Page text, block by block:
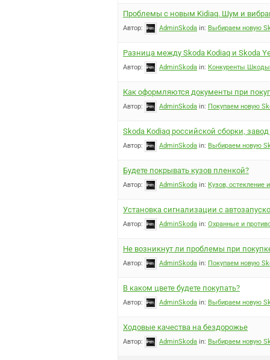
Проблемы с новым Kidiaq. Шум и
Автор: AdminSkoda in: Выбираем новую
Разница между Skoda Kodiaq и Skoda
Автор: AdminSkoda in: Конкуренты
Как оформляются документы при
Автор: AdminSkoda in: Покупаем новую
Skoda Kodiaq российской сборки,
Автор: AdminSkoda in: Выбираем новую
Будете покрывать кузов пленкой?
Автор: AdminSkoda in: Кузов, остекление
Установка сигнализации с
Автор: AdminSkoda in: Охранные и
Не возникнут ли проблемы при
Автор: AdminSkoda in: Покупаем новую
В каком цвете будете покупать?
Автор: AdminSkoda in: Выбираем новую
Ходовые качества на бездорожье
Автор: AdminSkoda in: Выбираем новую